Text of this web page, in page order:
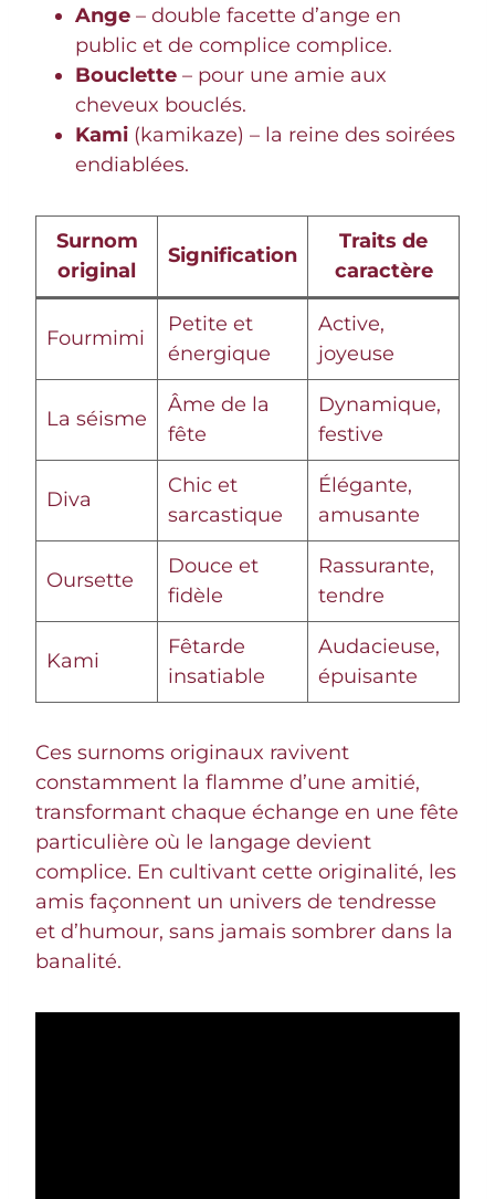
Ange – double facette d’ange en
public et de complice complice.
Bouclette – pour une amie aux
cheveux bouclés.
Kami (kamikaze) – la reine des soirées
endiablées.
Surnom
original
Signification
Traits de
caractère
Fourmimi
Petite et
énergique
Active,
joyeuse
La séisme
Âme de la
fête
Dynamique,
festive
Diva
Chic et
sarcastique
Élégante,
amusante
Oursette
Douce et
fidèle
Rassurante,
tendre
Kami
Fêtarde
insatiable
Audacieuse,
épuisante
Ces surnoms originaux ravivent
constamment la flamme d’une amitié,
transformant chaque échange en une fête
particulière où le langage devient
complice. En cultivant cette originalité, les
amis façonnent un univers de tendresse
et d’humour, sans jamais sombrer dans la
banalité.